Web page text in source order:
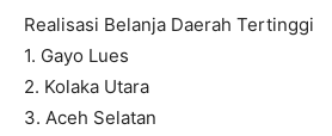
Realisasi Belanja Daerah Tertinggi
1. Gayo Lues
2. Kolaka Utara
3. Aceh Selatan